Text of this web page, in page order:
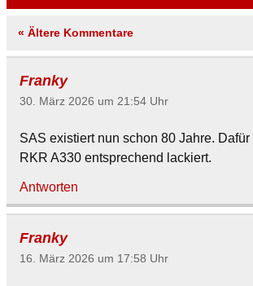
« Ältere Kommentare
Franky
30. März 2026 um 21:54 Uhr
SAS existiert nun schon 80 Jahre.
RKR A330 entsprechend lackiert.
Antworten
Franky
16. März 2026 um 17:58 Uhr